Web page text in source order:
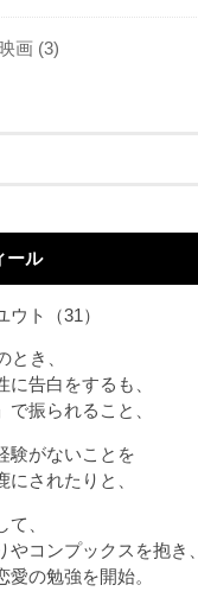
画 (3)
ール
ウト（31）
とき、
に告白をするも、
で振られること、
験がないことを
にされたりと、
て、
やコンプックスを抱き、
愛の勉強を開始。